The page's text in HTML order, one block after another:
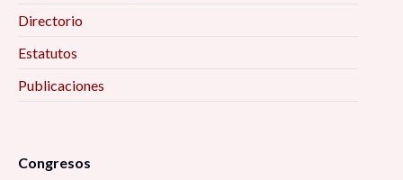
Directorio
Estatutos
Publicaciones
Congresos